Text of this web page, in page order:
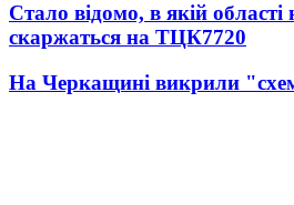
Стало відомо, в якій області
скаржаться на ТЦК7720
На Черкащині викрили